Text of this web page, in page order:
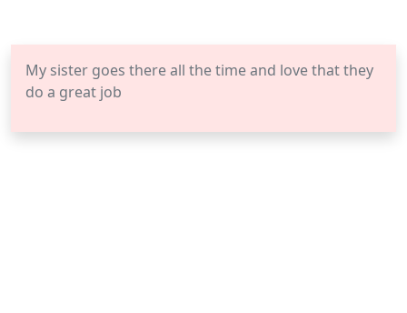
My sister goes there all the time and love that they
do a great job